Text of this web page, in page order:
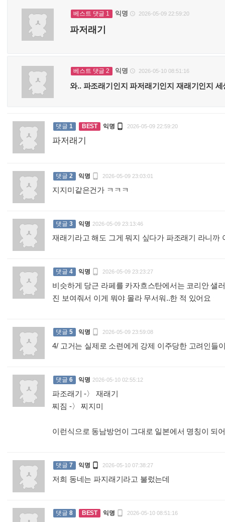
베스트 댓글 1 익명  2026-05-09 22:59:20
파저래기
베스트 댓글 2 익명  2026-05-10 08:51:16
와.. 파조래기인지 파저래기인지 재래기인지
댓글 1 BEST 익명  2026-05-09 22:59:20
파저래기
댓글 2 익명  2026-05-09 23:03:01
지지미같은건가 ㅋㅋㅋ
댓글 3 익명 2026-05-09 23:13:46
재래기라고 해도 그게 뭐지 싶다가 파조래기 라니까
댓글 4 익명  2026-05-09 23:23:27
비슷하게 당근 라페를 카자흐스탄에서는 코리안 샐
진 보여줘서 이게 뭐야 몰라 무서워..한 적 있어요
댓글 5 익명  2026-05-09 23:59:08
4/ 고거는 실제로 소련에게 강제 이주당한 고려인들
댓글 6 익명 2026-05-10 02:55:12
파조래기 -〉 재래기
찌짐 -〉 찌지미
이런식으로 동남방언이 그대로 일본에서 명칭이 되
댓글 7 익명  2026-05-10 07:38:27
저희 동네는 파지래기라고 불렀는데
댓글 8 BEST 익명  2026-05-10 08:51:16